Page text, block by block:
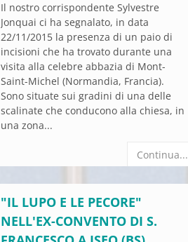
Il nostro corrispondente Sylvestre
Jonquai ci ha segnalato, in data
22/11/2015 la presenza di un paio di
incisioni che ha trovato durante una
visita alla celebre abbazia di Mont-
Saint-Michel (Normandia, Francia).
Sono situate sui gradini di una delle
scalinate che conducono alla chiesa, in
una zona...
Continua...
"IL LUPO E LE PECORE"
NELL'EX-CONVENTO DI S.